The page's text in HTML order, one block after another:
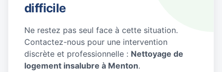
difficile
Ne restez pas seul face à cette situation.
Contactez-nous pour une intervention
discrète et professionnelle : Nettoyage de
logement insalubre à Menton.